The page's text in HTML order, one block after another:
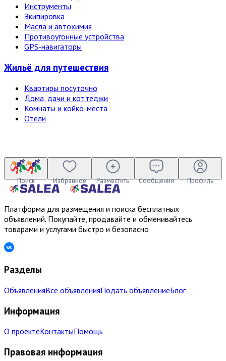
Инструменты
Экипировка
Масла и автохимия
Противоугонные устройства
GPS-навигаторы
Жильё для путешествия
Квартиры посуточно
Дома, дачи и коттеджи
Комнаты и койко-места
Отели
Поиск Избранное Разместить Сообщения Профиль
Платформа для размещения и поиска бесплатных
объявлений. Покупайте, продавайте и обменивайтесь
товарами и услугами быстро и безопасно
Разделы
ОбъявленияВсе объявленияПодать объявлениеБлог
Информация
О проектеКонтактыПомощь
Правовая информация